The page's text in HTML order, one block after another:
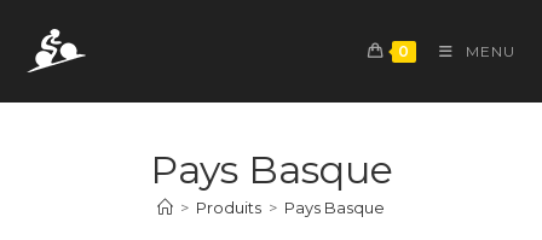
content
0 MENU
Pays Basque
> Produits > Pays Basque